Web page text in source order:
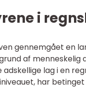
i
gennemgået en
af menneskelig
lag i en
har